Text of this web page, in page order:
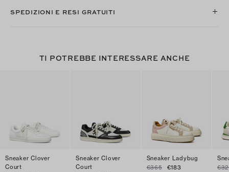
SPEDIZIONI E RESI GRATUITI
TI POTREBBE INTERESSARE ANCHE
Sneaker Clover
Court
Sneaker Clover
Court
Sneaker Ladybug
€365
€183